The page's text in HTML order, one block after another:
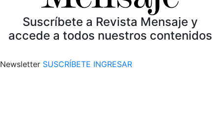
Suscríbete a Revista Mensaje y
accede a todos nuestros contenidos
Newsletter SUSCRÍBETE INGRESAR